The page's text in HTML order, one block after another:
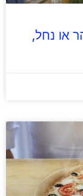
או נחל,